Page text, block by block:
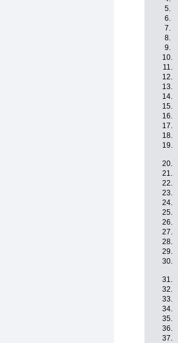
5.
6.
7.
8.
9.
10.
11.
12.
13.
14.
15.
16.
17.
18.
19.
20.
21.
22.
23.
24.
25.
26.
27.
28.
29.
30.
31.
32.
33.
34.
35.
36.
37.